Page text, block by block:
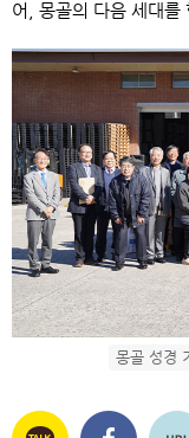
어
몽골의 다음 세대를
몽골 성경